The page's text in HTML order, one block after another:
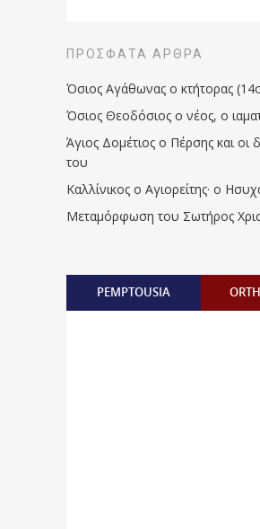
ΠΡΌΣΦΑΤΑ ΆΡΘΡΑ
Όσιος Αγάθωνας ο κτήτορας
Όσιος Θεοδόσιος ο νέος, ο
Άγιος Δομέτιος ο Πέρσης και οι
του
Καλλίνικος ο Αγιορείτης · ο
Μεταμόρφωση του Σωτήρος
PEMPTOUSIA